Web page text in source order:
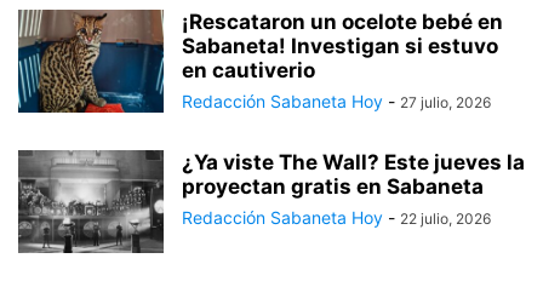
¡Rescataron un ocelote bebé en
Sabaneta! Investigan si estuvo
en cautiverio
Redacción Sabaneta Hoy - 27 julio, 2026
¿Ya viste The Wall? Este jueves la
proyectan gratis en Sabaneta
Redacción Sabaneta Hoy - 22 julio, 2026